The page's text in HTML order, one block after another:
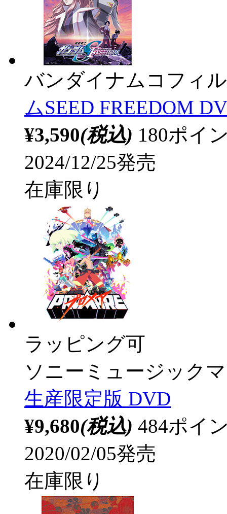
バンダイナムコフィ
ムSEED FREEDOM
¥3,590(税込) 180ポイ
2024/12/25発売
在庫限り
ラッピング可
ソニーミュージック
生産限定版 DVD
¥9,680(税込) 484ポイ
2020/02/05発売
在庫限り